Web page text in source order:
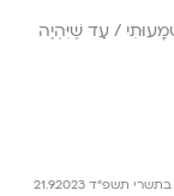
/ עַד שֶׁיִּהְיֶה
בתשרי תשפ״ד 21.9.2023